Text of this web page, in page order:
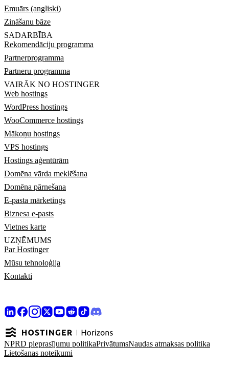
Emuārs (angliski)
Zināšanu bāze
SADARBĪBA
Rekomendāciju programma
Partnerprogramma
Partneru programma
VAIRĀK NO HOSTINGER
Web hostings
WordPress hostings
WooCommerce hostings
Mākoņu hostings
VPS hostings
Hostings aģentūrām
Domēna vārda meklēšana
Domēna pārnešana
E-pasta mārketings
Biznesa e-pasts
Vietnes karte
UZŅĒMUMS
Par Hostinger
Mūsu tehnoloģija
Kontakti
NPRD pieprasījumu politikaPrivātumsNaudas atmaksas politika
Lietošanas noteikumi